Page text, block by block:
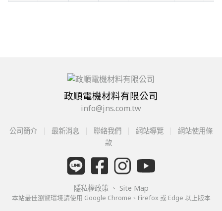
政順電機材料有限公司
info@jns.com.tw
公司簡介 最新消息 聯絡我們 網站導覽
網站使用條
款
隱私權政策 、 Site Map
本站最佳瀏覽環境請使用 Google Chrome、Firefox 或 Edge 以上版本